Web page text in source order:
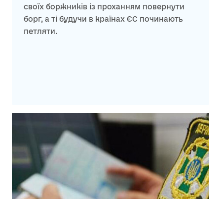
своїх боржників із проханням повернути
борг, а ті будучи в країнах ЄС починають
петляти.